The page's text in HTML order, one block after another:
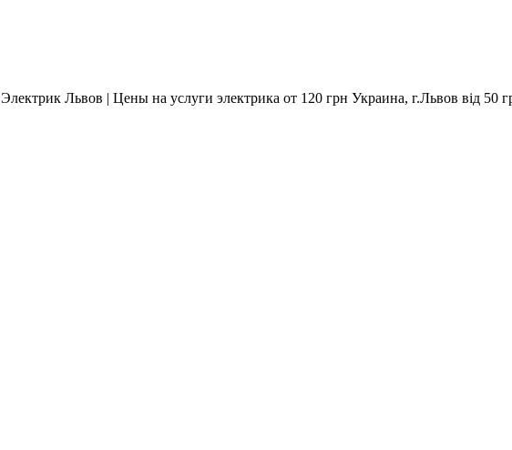
Электрик Львов | Цены на услуги электрика от 120 грн Украина, г.Львов від 50